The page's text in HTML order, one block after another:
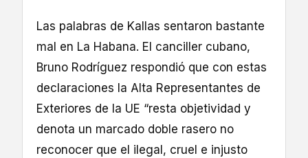
Las palabras de Kallas sentaron bastante
mal en La Habana. El canciller cubano,
Bruno Rodríguez respondió que con estas
declaraciones la Alta Representantes de
Exteriores de la UE “resta objetividad y
denota un marcado doble rasero no
reconocer que el ilegal, cruel e injusto